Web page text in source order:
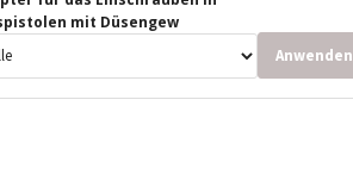
mit Düsengew
Anwenden